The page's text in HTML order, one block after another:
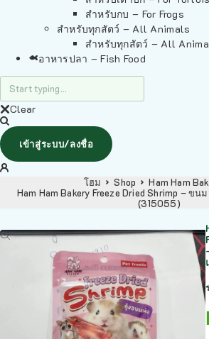
สำหรับกบ – For Frogs
สำหรับทุกสัตว์ – All Animals
สำหรับทุกสัตว์ – All
อาหารปลา – Fish Food
Clear
เข้าสู่ระบบ/ลงชื่อ
โฮม Shop
Ham Ham
Ham Ham Bakery Freeze Dried Shrimp – ขน
(315055)